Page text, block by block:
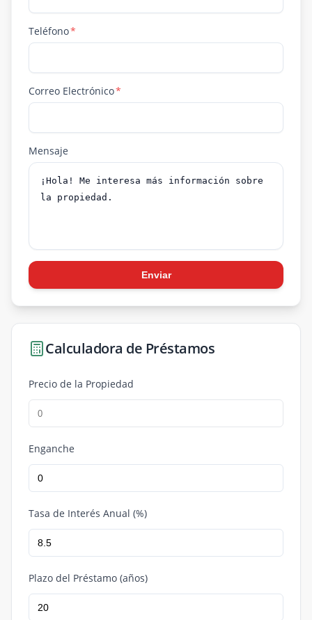
Teléfono*
Correo Electrónico*
Mensaje
Enviar
Calculadora de Préstamos
Precio de la Propiedad
Enganche
Tasa de Interés Anual (%)
Plazo del Préstamo (años)